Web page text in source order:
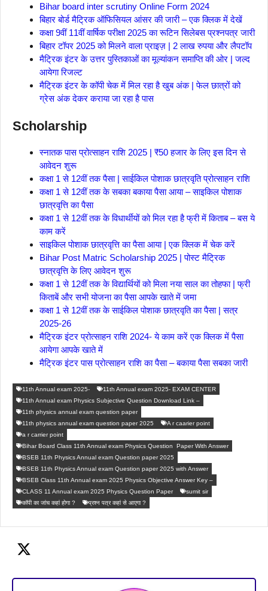
Bihar board inter scrutiny Online Form 2024
बिहार बोर्ड मैट्रिक ऑफिसियल आंसर की जारी – एक क्लिक में देखें
कक्षा 9वीं 11वीं वार्षिक परीक्षा 2025 का रूटिन सिलेबस प्रश्नपत्र जारी
बिहार टॉपर 2025 को मिलने वाला प्राइज़ | 2 लाख रुपया और लैपटॉप
मैट्रिक इंटर के उत्तर पुस्तिकाओं का मूल्यांकन समाप्ति की ओर | जल्द
आयेगा रिजल्ट
मैट्रिक इंटर के कॉपी चेक में मिल रहा है खुब अंक | फेल छात्रों को
ग्रेस अंक देकर कराया जा रहा है पास
Scholarship
स्नातक पास प्रोत्साहन राशि 2025 | ₹50 हजार के लिए इस दिन से
आवेदन शुरू
कक्षा 1 से 12वीं तक पैसा | साईकिल पोशाक छात्रवृति प्रोत्साहन राशि
कक्षा 1 से 12वीं तक के सबका बकाया पैसा आया – साइकिल पोशाक
छात्रवृत्ति का पैसा
कक्षा 1 से 12वीं तक के विधार्थीयों को मिल रहा है फ्री में किताब – बस ये
काम करें
साइकिल पोशाक छात्रवृत्ति का पैसा आया | एक क्लिक में चेक करें
Bihar Post Matric Scholarship 2025 | पोस्ट मैट्रिक
छात्रवृत्ति के लिए आवेदन शुरू
कक्षा 1 से 12वीं तक के विद्यार्थियों को मिला नया साल का तोहफा | फ्री
किताबें और सभी योजना का पैसा आपके खाते में जमा
कक्षा 1 से 12वीं तक के साईकिल पोशाक छात्रवृति का पैसा | सत्र
2025-26
मैट्रिक इंटर प्रोत्साहन राशि 2024- ये काम करें एक क्लिक में पैसा
आयेगा आपके खाते में
मैट्रिक इंटर पास प्रोत्साहन राशि का पैसा – बकाया पैसा सबका जारी
11th Annual exam 2025-
11th Annual exam 2025- EXAM CENTER
11th Annual exam Physics Subjective Question Download Link –
11th physics annual exam question paper
11th physics annual exam question paper 2025
A r caarier point
a r carrier point
Bihar Board Class 11th Annual exam Physics Question Paper With Answer
BSEB 11th Physics Annual exam Question paper 2025
BSEB 11th Physics Annual exam Question paper 2025 with Answer
BSEB Class 11th Annual exam 2025 Physics Objective Answer Key –
CLASS 11 Annual exam 2025 Physics Question Paper
sumit sir
कॉपी का जांच कहां होगा ?
प्रश्न पत्र कहां से आएगा ?